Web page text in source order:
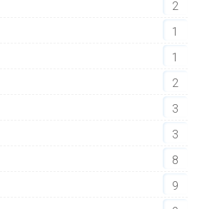
2
1
1
2
3
3
8
9